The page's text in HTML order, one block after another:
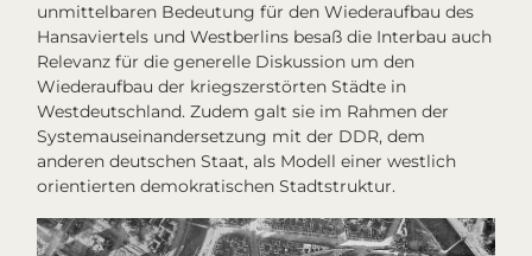
unmittelbaren Bedeutung für den Wiederaufbau des
Hansaviertels und Westberlins besaß die Interbau auch
Relevanz für die generelle Diskussion um den
Wiederaufbau der kriegszerstörten Städte in
Westdeutschland. Zudem galt sie im Rahmen der
Systemauseinandersetzung mit der DDR, dem
anderen deutschen Staat, als Modell einer westlich
orientierten demokratischen Stadtstruktur.